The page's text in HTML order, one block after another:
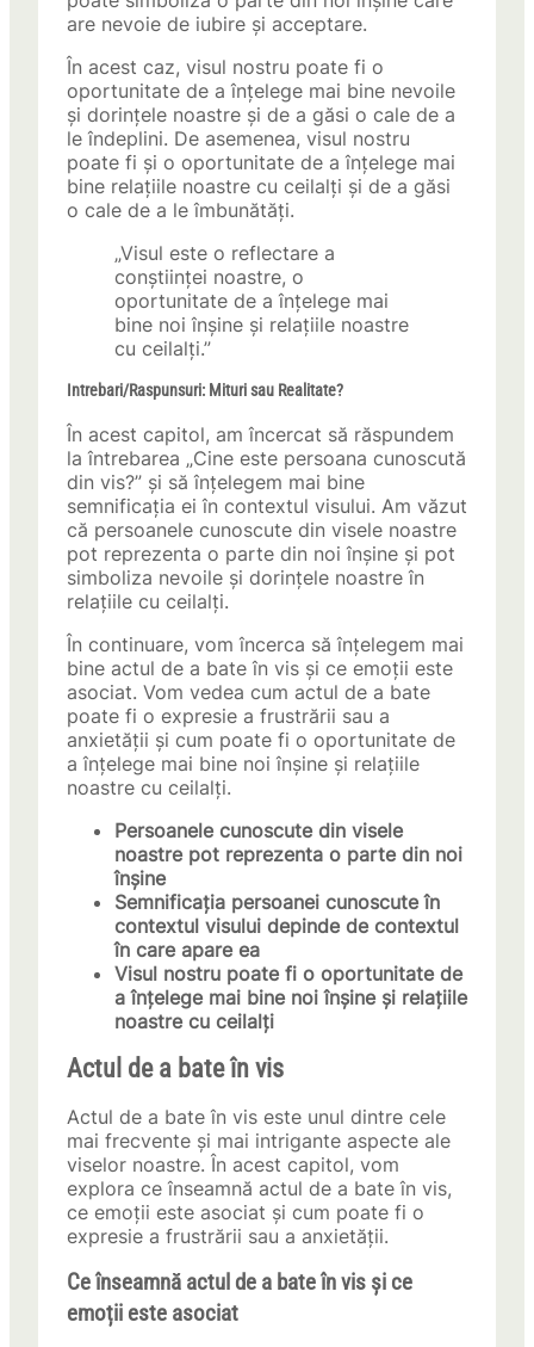
are nevoie de iubire și acceptare.
În acest caz, visul nostru poate fi o
oportunitate de a înțelege mai bine nevoile
și dorințele noastre și de a găsi o cale de a
le îndeplini. De asemenea, visul nostru
poate fi și o oportunitate de a înțelege mai
bine relațiile noastre cu ceilalți și de a găsi
o cale de a le îmbunătăți.
„Visul este o reflectare a
conștiinței noastre, o
oportunitate de a înțelege mai
bine noi înșine și relațiile noastre
cu ceilalți.”
Intrebari/Raspunsuri: Mituri sau Realitate?
În acest capitol, am încercat să răspundem
la întrebarea „Cine este persoana cunoscută
din vis?” și să înțelegem mai bine
semnificația ei în contextul visului. Am văzut
că persoanele cunoscute din visele noastre
pot reprezenta o parte din noi înșine și pot
simboliza nevoile și dorințele noastre în
relațiile cu ceilalți.
În continuare, vom încerca să înțelegem mai
bine actul de a bate în vis și ce emoții este
asociat. Vom vedea cum actul de a bate
poate fi o expresie a frustrării sau a
anxietății și cum poate fi o oportunitate de
a înțelege mai bine noi înșine și relațiile
noastre cu ceilalți.
Persoanele cunoscute din visele
noastre pot reprezenta o parte din noi
înșine
Semnificația persoanei cunoscute în
contextul visului depinde de contextul
în care apare ea
Visul nostru poate fi o oportunitate de
a înțelege mai bine noi înșine și relațiile
noastre cu ceilalți
Actul de a bate în vis
Actul de a bate în vis este unul dintre cele
mai frecvente și mai intrigante aspecte ale
viselor noastre. În acest capitol, vom
explora ce înseamnă actul de a bate în vis,
ce emoții este asociat și cum poate fi o
expresie a frustrării sau a anxietății.
Ce înseamnă actul de a bate în vis și ce
emoții este asociat